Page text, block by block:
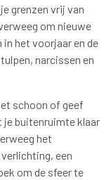
grenzen vrij van
om nieuwe
het voorjaar en de
narcissen en
schoon of geef
je buitenruimte klaar
het
een
om de sfeer te